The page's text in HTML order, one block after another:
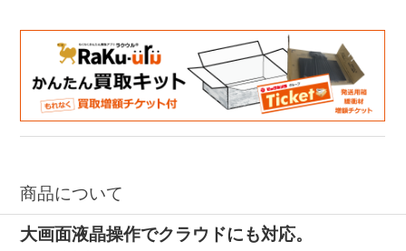
商品について
大画面液晶操作でクラウドにも対応。